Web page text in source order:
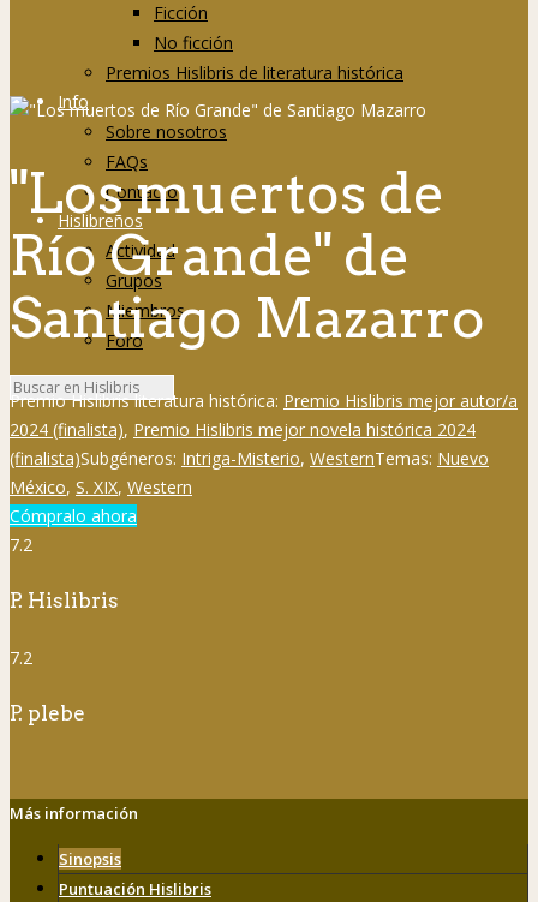
Ficción
No ficción
Premios Hislibris de literatura histórica
Info
Sobre nosotros
FAQs
Contacto
Hislibreños
Actividad
Grupos
Miembros
Foro
"Los muertos de
Río Grande" de
Santiago Mazarro
Premio Hislibris literatura histórica: Premio Hislibris mejor autor/a
2024 (finalista), Premio Hislibris mejor novela histórica 2024
(finalista)Subgéneros: Intriga-Misterio, WesternTemas: Nuevo
México, S. XIX, Western
Cómpralo ahora
7.2
P. Hislibris
7.2
P. plebe
Más información
Sinopsis
Puntuación Hislibris